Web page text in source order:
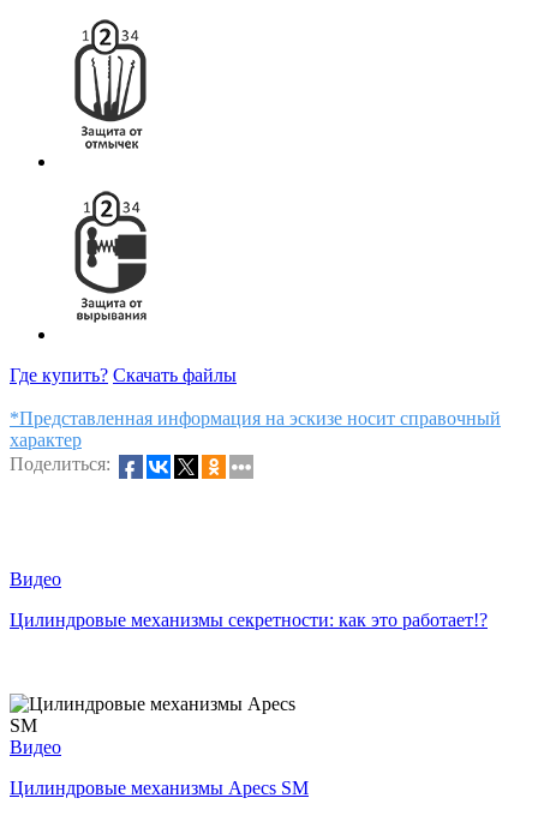
Где купить? Скачать файлы
*Представленная информация на эскизе носит справочный
характер
Поделиться:
Видео
Цилиндровые механизмы секретности: как это работает!?
Видео
Цилиндровые механизмы Apecs SM